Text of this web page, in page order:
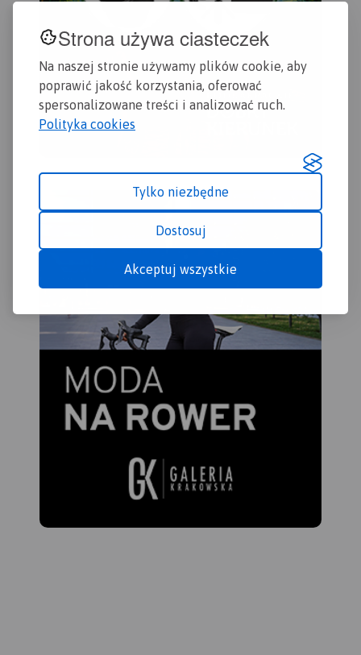
Strona używa ciasteczek
Na naszej stronie używamy plików cookie, aby
poprawić jakość korzystania, oferować
spersonalizowane treści i analizować ruch.
Polityka cookies
Tylko niezbędne
Dostosuj
Akceptuj wszystkie